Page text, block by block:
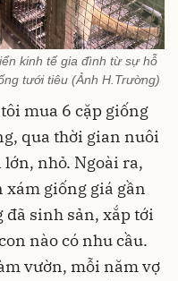
kinh tế gia đình từ sự hỗ
tưới tiêu (Ảnh H.Trường)
mua 6 cặp giống
qua thời gian nuôi
nhỏ. Ngoài ra,
xám giống giá gần
đã sinh sản, xắp tới
nào có nhu cầu.
vườn, mỗi năm vợ